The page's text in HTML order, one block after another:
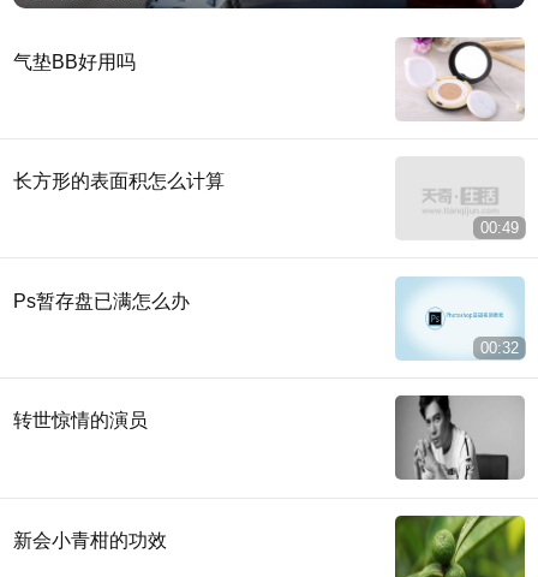
气垫BB好用吗
长方形的表面积怎么计算
00:49
Ps暂存盘已满怎么办
00:32
转世惊情的演员
新会小青柑的功效